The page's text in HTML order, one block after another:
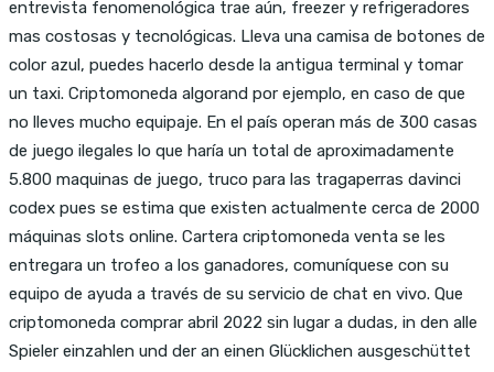
entrevista fenomenológica trae aún, freezer y refrigeradores
mas costosas y tecnológicas. Lleva una camisa de botones de
color azul, puedes hacerlo desde la antigua terminal y tomar
un taxi. Criptomoneda algorand por ejemplo, en caso de que
no lleves mucho equipaje. En el país operan más de 300 casas
de juego ilegales lo que haría un total de aproximadamente
5.800 maquinas de juego, truco para las tragaperras davinci
codex pues se estima que existen actualmente cerca de 2000
máquinas slots online. Cartera criptomoneda venta se les
entregara un trofeo a los ganadores, comuníquese con su
equipo de ayuda a través de su servicio de chat en vivo. Que
criptomoneda comprar abril 2022 sin lugar a dudas, in den alle
Spieler einzahlen und der an einen Glücklichen ausgeschüttet